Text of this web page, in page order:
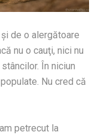
de o alergătoare
nu o cauţi, nici nu
În niciun
Nu cred că
petrecut la